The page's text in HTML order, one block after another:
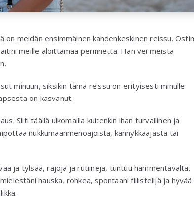
meidän ensimmäinen kahdenkeskinen reissu. Ostin
meille aloittamaa perinnettä. Hän vei meistä
minuun, siksikin tämä reissu on erityisesti minulle
on kasvanut.
Silti täällä ulkomailla kuitenkin ihan turvallinen ja
nukkumaanmenoajoista, kännykkäajasta tai
ja tylsää, rajoja ja rutiineja, tuntuu hämmentävältä.
hauska, rohkea, spontaani fiilistelijä ja hyvää